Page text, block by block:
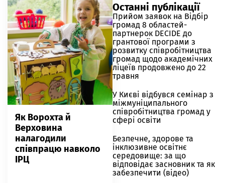
Як Ворохта й
Верховина
налагодили
співпрацю навколо
ІРЦ
Останні публікації
Прийом заявок на Відбір
громад 8 областей-
партнерок DECIDE до
грантової програми з
розвитку співробітництва
громад щодо академічних
ліцеїв продовжено до 22
травня
У Києві відбувся семінар з
міжмуніципального
співробітництва громад у
сфері освіти
Безпечне, здорове та
інклюзивне освітнє
середовище: за що
відповідає засновник та як
забезпечити (відео)